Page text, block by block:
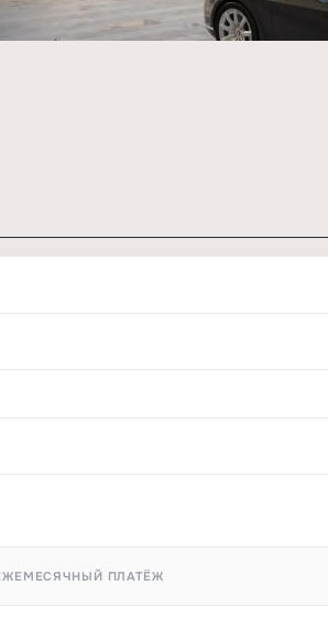
ПЛАТЁЖ